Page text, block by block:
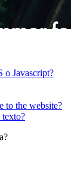
o Javascript?
to the website?
texto?